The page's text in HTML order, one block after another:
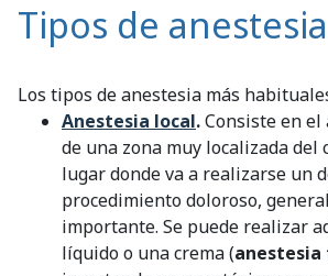
Tipos de anestesia
Los tipos de anestesia más
Anestesia local.Consiste en
de una zona muy localizada del
lugar donde va a realizarse un
procedimiento doloroso,
importante. Se puede realizar
líquido o una crema (anestesia